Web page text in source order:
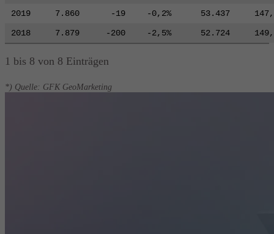
2019
7.860 -19 -0,2% 53.437
2018
7.879 -200 -2,5% 52.724
1 bis 8 von 8 Einträgen
*) Quelle: GFK GeoMarketing